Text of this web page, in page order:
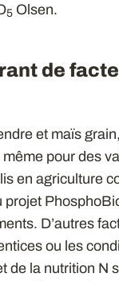
5Olsen.
de
et maïs
pour des
en agriculture
D’autres
ou les
de la nutrition